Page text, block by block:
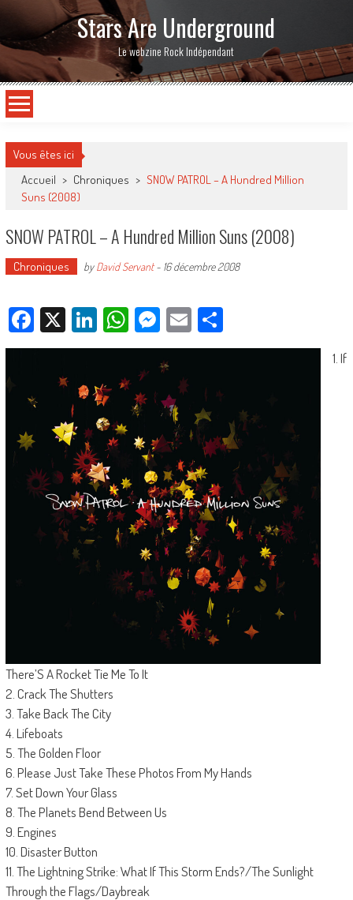
Stars Are Underground
Le webzine Rock Indépendant
Vous êtes ici
Accueil > Chroniques > SNOW PATROL – A Hundred Million
Suns (2008)
SNOW PATROL – A Hundred Million Suns (2008)
Chroniques byDavid Servant- 16 décembre 2008
Facebook
X LinkedIn
WhatsApp
Messenger
EmailPartager
1. If
There’S A Rocket Tie Me To It
2. Crack The Shutters
3. Take Back The City
4. Lifeboats
5. The Golden Floor
6. Please Just Take These Photos From My Hands
7. Set Down Your Glass
8. The Planets Bend Between Us
9. Engines
10. Disaster Button
11. The Lightning Strike: What If This Storm Ends?/The Sunlight
Through the Flags/Daybreak